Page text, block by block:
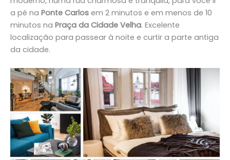
a pé na Ponte Carlos em 2 minutos e em menos de 10
minutos na Praça da Cidade Velha. Excelente
localização para passear à noite e curtir a parte antiga
da cidade.